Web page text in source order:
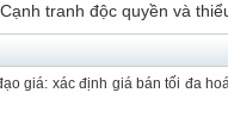
tranh độc quyền và
giá: xác định giá bán tối đa